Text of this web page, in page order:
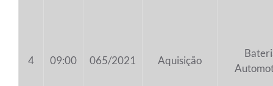
4 09:00 065/2021 Aquisição